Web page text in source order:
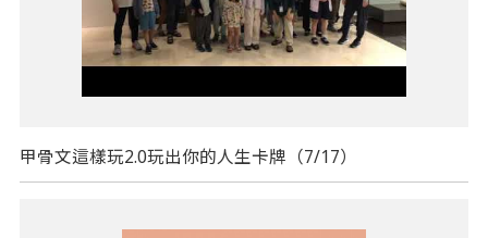
甲骨文這樣玩2.0玩出你的人生卡牌（7/17）